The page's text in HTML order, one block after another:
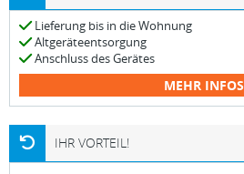
Lieferung bis in die Wohnung
Altgeräteentsorgung
Anschluss des Gerätes
MEHR INFOS
IHR VORTEIL!